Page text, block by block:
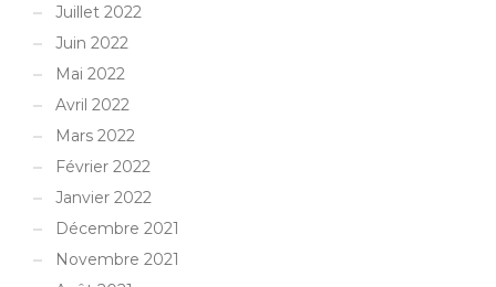
Juillet 2022
Juin 2022
Mai 2022
Avril 2022
Mars 2022
Février 2022
Janvier 2022
Décembre 2021
Novembre 2021